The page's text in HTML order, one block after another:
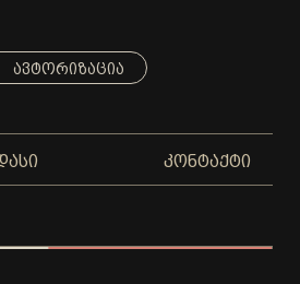
ᲐᲕᲢᲝᲠᲘᲖᲐᲪᲘᲐ
ᲙᲝᲜᲢᲐᲥᲢᲘ